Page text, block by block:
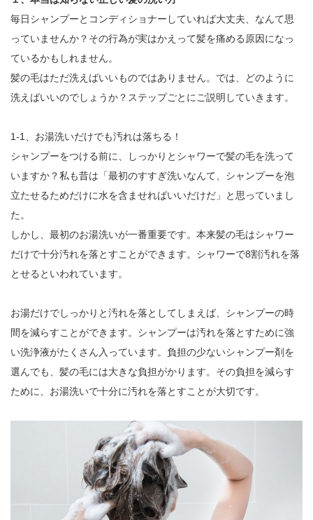
毎日シャンプーとコンディショナーしていれば大丈夫、なんて思
っていませんか？その行為が実はかえって髪を痛める原因になっ
ているかもしれません。
髪の毛はただ洗えばいいものではありません。では、どのように
洗えばいいのでしょうか？ステップごとにご説明していきます。
1-1、お湯洗いだけでも汚れは落ちる！
シャンプーをつける前に、しっかりとシャワーで髪の毛を洗って
いますか？私も昔は「最初のすすぎ洗いなんて、シャンプーを泡
立たせるためだけに水を含ませればいいだけだ」と思っていまし
た。
しかし、最初のお湯洗いが一番重要です。本来髪の毛はシャワー
だけで十分汚れを落とすことができます。シャワーで8割汚れを落
とせるといわれています。
お湯だけでしっかりと汚れを落としてしまえば、シャンプーの時
間を減らすことができます。シャンプーは汚れを落とすために強
い洗浄液がたくさん入っています。負担の少ないシャンプー剤を
選んでも、髪の毛には大きな負担がかります。その負担を減らす
ために、お湯洗いで十分に汚れを落とすことが大切です。